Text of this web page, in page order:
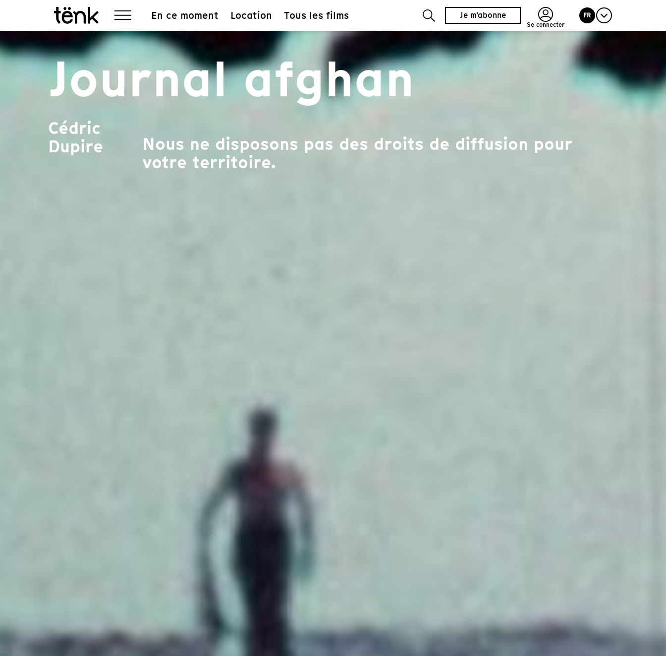
En ce moment Location Tous les films Je m'abonne
Se connecter
FR
Journal afghan
Cédric
Dupire Nous ne disposons pas des droits de diffusion pour
votre territoire.